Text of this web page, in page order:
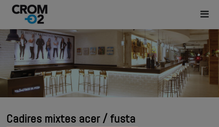
Cadires mixtes acer / fusta